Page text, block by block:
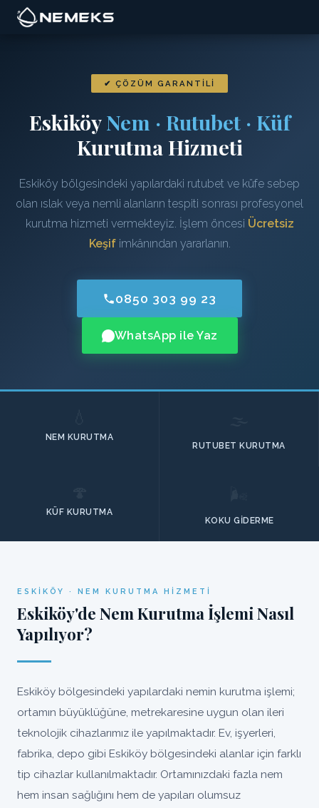
✔ ÇÖZÜM GARANTILI
EskiköyNem · Rutubet · Küf
Kurutma Hizmeti
Eskiköy bölgesindeki yapılardaki rutubet ve küfe sebep
olan ıslak veya nemli alanların tespiti sonrası profesyonel
kurutma hizmeti vermekteyiz. İşlem öncesi Ücretsiz
Keşifimkânından yararlanın.
0850 303 99 23
WhatsApp ile Yaz
NEM KURUTMA
RUTUBET KURUTMA
KÜF KURUTMA
KOKU GIDERME
ESKIKÖY · NEM KURUTMA HIZMETI
Eskiköy'de Nem Kurutma İşlemi Nasıl
Yapılıyor?
Eskiköy bölgesindeki yapılardaki nemin kurutma işlemi;
ortamın büyüklüğüne, metrekaresine uygun olan ileri
teknolojik cihazlarımız ile yapılmaktadır. Ev, işyerleri,
fabrika, depo gibi Eskiköy bölgesindeki alanlar için farklı
tip cihazlar kullanılmaktadır. Ortamınızdaki fazla nem
hem insan sağlığını hem de yapıları olumsuz